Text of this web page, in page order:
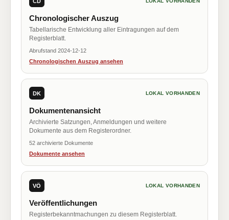
Chronologischer Auszug
Tabellarische Entwicklung aller Eintragungen auf dem
Registerblatt.
Abrufstand 2024-12-12
Chronologischen Auszug ansehen
DK LOKAL VORHANDEN
Dokumentenansicht
Archivierte Satzungen, Anmeldungen und weitere
Dokumente aus dem Registerordner.
52 archivierte Dokumente
Dokumente ansehen
VÖ LOKAL VORHANDEN
Veröffentlichungen
Registerbekanntmachungen zu diesem Registerblatt.